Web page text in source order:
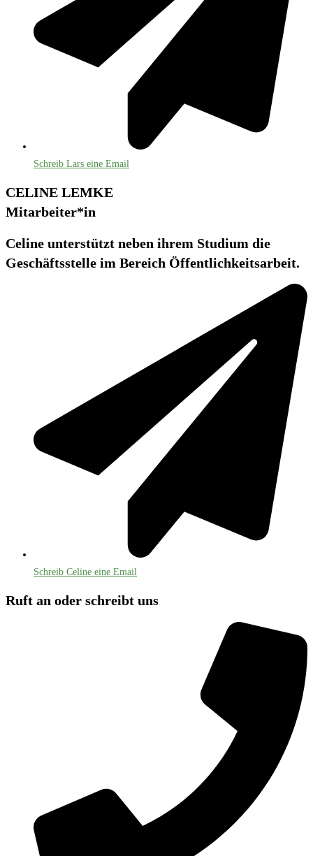
Schreib Lars eine Email
CELINE LEMKE
Mitarbeiter*in
Celine unterstützt neben ihrem Studium die
Geschäftsstelle im Bereich Öffentlichkeitsarbeit.
Schreib Celine eine Email
Ruft an oder schreibt uns